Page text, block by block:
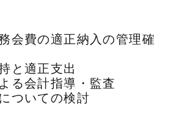
会費の適正納入の管理確
と適正支出
る会計指導・監査
ついての検討